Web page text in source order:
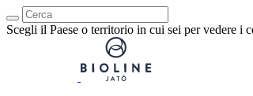
Scegli il Paese o territorio in cui sei per vedere i